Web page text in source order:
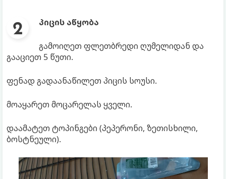
პიცის აწყობა
გამოიღეთ ფლეთბრედი ღუმელიდან და
გააციეთ 5 წუთი.
ფენად გადაანაწილეთ პიცის სოუსი.
მოაყარეთ მოცარელას ყველი.
დაამატეთ ტოპინგები (პეპერონი, ზეთისხილი,
ბოსტნეული).